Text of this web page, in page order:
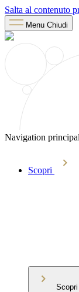
Salta al contenuto
Menu Chiudi
Navigation
Scopri
Scopri